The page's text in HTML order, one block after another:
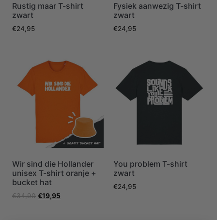
Rustig maar T-shirt
zwart
€24,95
Fysiek aanwezig T-shirt
zwart
€24,95
Wir sind die Hollander
unisex T-shirt oranje +
bucket hat
€34,90 €19,95
You problem T-shirt
zwart
€24,95